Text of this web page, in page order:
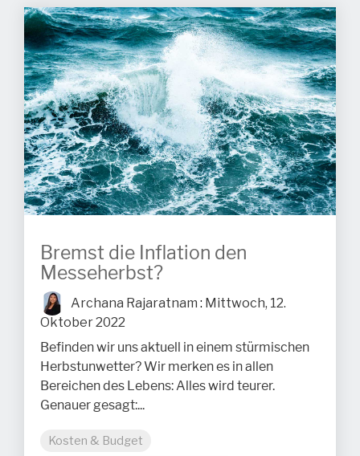
Bremst die Inflation den
Messeherbst?
Archana Rajaratnam : Mittwoch, 12.
Oktober 2022
Befinden wir uns aktuell in einem stürmischen
Herbstunwetter? Wir merken es in allen
Bereichen des Lebens: Alles wird teurer.
Genauer gesagt:...
Kosten & Budget